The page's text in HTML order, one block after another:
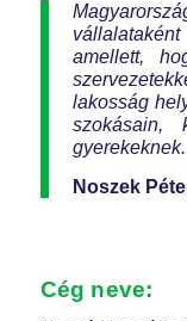
amellett,
lakosság
szokásain,
gyerekeknek.
Noszek
Cég neve: